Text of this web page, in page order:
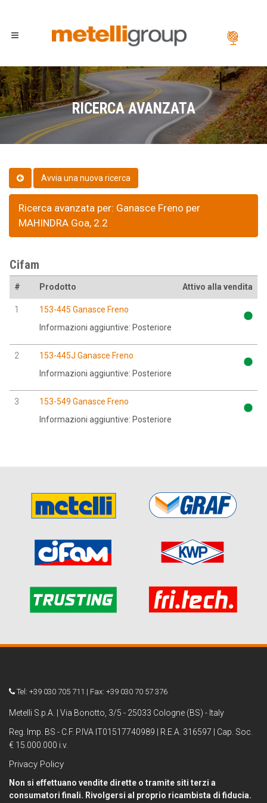
RICERCA AVANZATA
Ricerca avanzata per: Ganasce Freno per
MAHINDRA Goa, 2.2
Cifam
# Prodotto Attivo alla vendita
1
153-445 Ganasce Freno
Informazioni aggiuntive: Posteriore
2
153-445J Ganasce Freno
Informazioni aggiuntive: Posteriore
3
153-549 Ganasce Freno
Informazioni aggiuntive: Posteriore
Tel: +39 030 705 711 | Fax: +39 030 70 57 376
Metelli S.p.A. | Via Bonotto, 3/5 - 25033 Cologne (BS) - Italy
Reg. Imp. BS - C.F. P.IVA IT01517740989 | R.E.A. 316597 | Cap. Soc.
€ 15.000.000 i.v.
Privacy Policy
Non si effettuano vendite dirette o tramite siti terzi a
consumatori finali. Rivolgersi al proprio ricambista di fiducia.